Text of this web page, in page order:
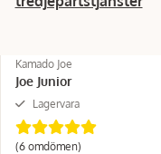
Kamado Joe
Joe Junior
Lagervara
(6 omdömen)